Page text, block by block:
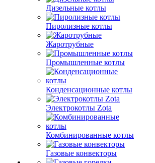
Дизельные котлы
Пиролизные котлы
Жаротрубные
Промышленные котлы
Конденсационные котлы
Электрокотлы Zota
Комбинированные котлы
Газовые конвекторы